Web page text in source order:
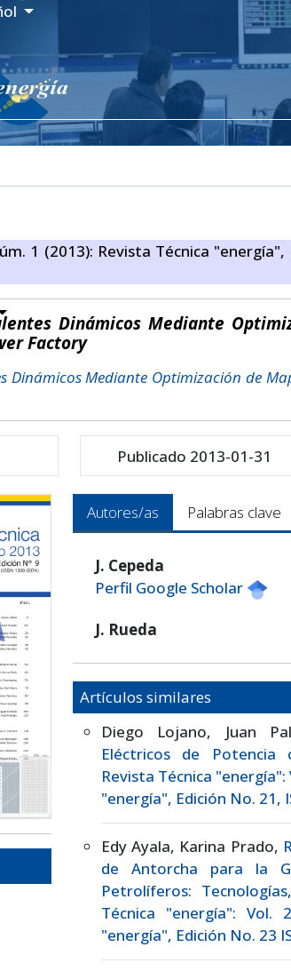
1 (2013): Revista Técnica
Dinámicos Mediante
Factory
Dinámicos Mediante Optimización de
Publicado 2013-01-31
Autores/as Palabras clave
J. Cepeda
Perfil Google Scholar
J. Rueda
Artículos similares
Diego Lojano, Juan
Eléctricos de Potencia
Revista Técnica
"energía", Edición No. 21,
Edy Ayala, Karina Prado,
de Antorcha para la
Petrolíferos:
Técnica "energía": Vol.
"energía", Edición No. 23